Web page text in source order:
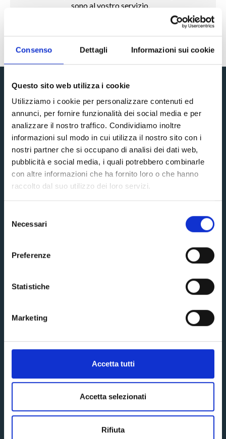
Consenso Dettagli Informazioni sui cookie
Questo sito web utilizza i cookie
Utilizziamo i cookie per personalizzare contenuti ed
annunci, per fornire funzionalità dei social media e per
analizzare il nostro traffico. Condividiamo inoltre
informazioni sul modo in cui utilizza il nostro sito con i
nostri partner che si occupano di analisi dei dati web,
pubblicità e social media, i quali potrebbero combinarle
con altre informazioni che ha fornito loro o che hanno
raccolto dal suo utilizzo dei loro servizi.
delNecessari
Preferenze
Statistiche
Marketing
Accetta tutti
Accetta selezionati
Rifiuta
sono al vostro servizio.
CONTATTI
Clinica San Gaudenzio
NEWS RECENTI
Giornata nazionale TFCPC